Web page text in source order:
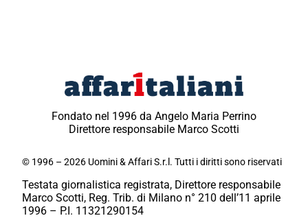
Fondato nel 1996 da Angelo Maria Perrino
Direttore responsabile Marco Scotti
© 1996 – 2026 Uomini & Affari S.r.l. Tutti i diritti sono riservati
Testata giornalistica registrata, Direttore responsabile
Marco Scotti, Reg. Trib. di Milano n° 210 dell’11 aprile
1996 – P.I. 11321290154